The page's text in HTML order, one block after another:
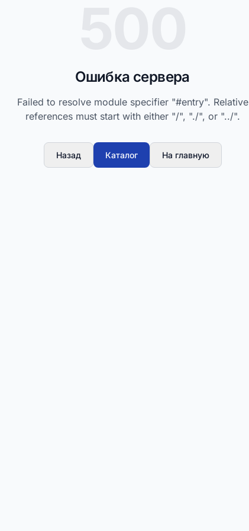
Ошибка сервера
Failed to resolve module specifier "#entry". Relative
references must start with either "/", "./", or "../".
Назад Каталог На главную